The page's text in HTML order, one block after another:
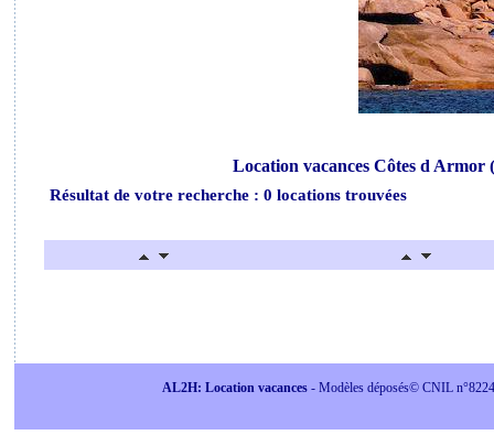
Location vacances Côtes d Armor
Résultat de votre recherche : 0 locations trouvées
AL2H: Location vacances- Modèles déposés© CNIL